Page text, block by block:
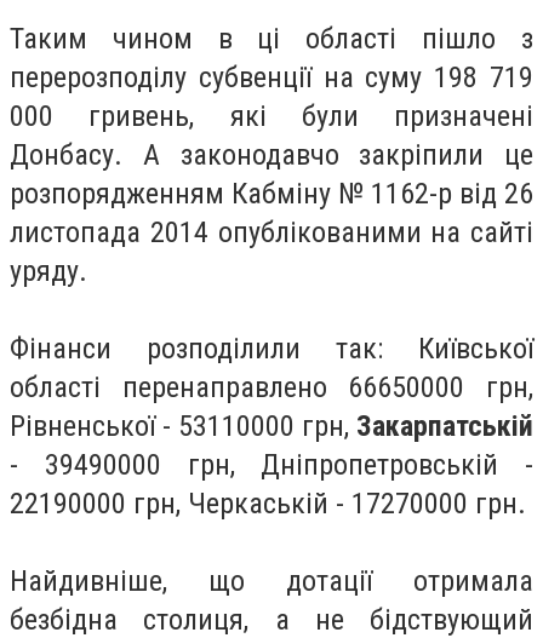
Таким чином в ці області пішло з
перерозподілу субвенції на суму 198 719
000 гривень, які були призначені
Донбасу. А законодавчо закріпили це
розпорядженням Кабміну № 1162-р від 26
листопада 2014 опублікованими на сайті
уряду.
Фінанси розподілили так: Київської
області перенаправлено 66650000 грн,
Рівненської - 53110000 грн, Закарпатській
- 39490000 грн, Дніпропетровській -
22190000 грн, Черкаській - 17270000 грн.
Найдивніше, що дотації отримала
безбідна столиця, а не бідствующий